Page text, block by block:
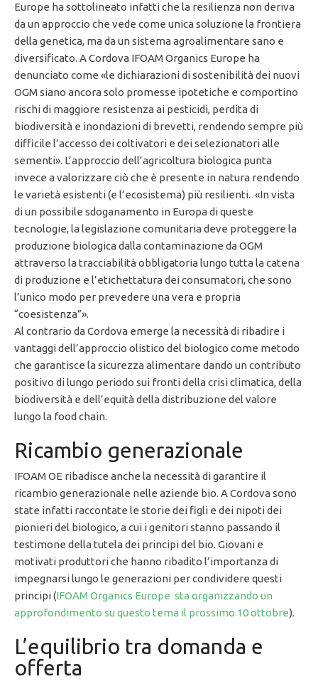
Europe ha sottolineato infatti che la resilienza non deriva
da un approccio che vede come unica soluzione la frontiera
della genetica, ma da un sistema agroalimentare sano e
diversificato. A Cordova IFOAM Organics Europe ha
denunciato come «le dichiarazioni di sostenibilità dei nuovi
OGM siano ancora solo promesse ipotetiche e comportino
rischi di maggiore resistenza ai pesticidi, perdita di
biodiversità e inondazioni di brevetti, rendendo sempre più
difficile l’accesso dei coltivatori e dei selezionatori alle
sementi». L’approccio dell’agricoltura biologica punta
invece a valorizzare ciò che è presente in natura rendendo
le varietà esistenti (e l’ecosistema) più resilienti. «In vista
di un possibile sdoganamento in Europa di queste
tecnologie, la legislazione comunitaria deve proteggere la
produzione biologica dalla contaminazione da OGM
attraverso la tracciabilità obbligatoria lungo tutta la catena
di produzione e l’etichettatura dei consumatori, che sono
l’unico modo per prevedere una vera e propria
“coesistenza”».
Al contrario da Cordova emerge la necessità di ribadire i
vantaggi dell’approccio olistico del biologico come metodo
che garantisce la sicurezza alimentare dando un contributo
positivo di lungo periodo sui fronti della crisi climatica, della
biodiversità e dell’equità della distribuzione del valore
lungo la food chain.
Ricambio generazionale
IFOAM OE ribadisce anche la necessità di garantire il
ricambio generazionale nelle aziende bio. A Cordova sono
state infatti raccontate le storie dei figli e dei nipoti dei
pionieri del biologico, a cui i genitori stanno passando il
testimone della tutela dei principi del bio. Giovani e
motivati produttori che hanno ribadito l’importanza di
impegnarsi lungo le generazioni per condividere questi
principi (IFOAM Organics Europe sta organizzando un
approfondimento su questo tema il prossimo 10 ottobre).
L’equilibrio tra domanda e
offerta